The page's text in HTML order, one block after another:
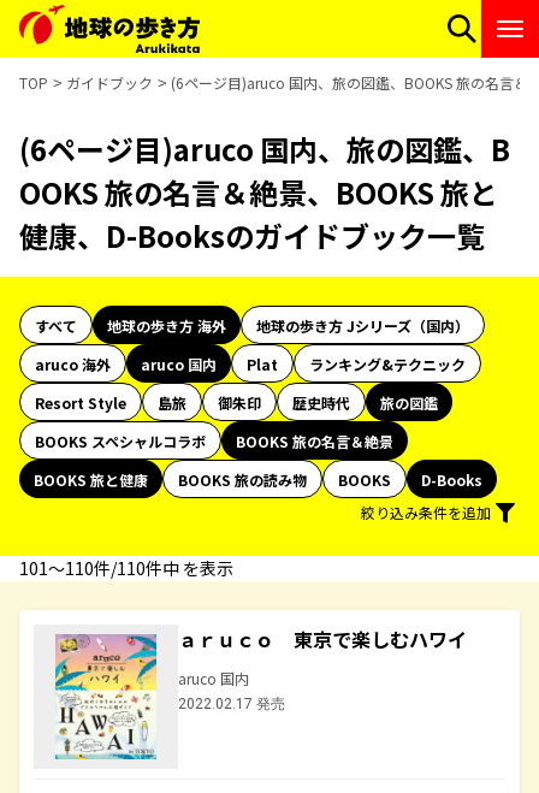
TOP ガイドブック (6ページ目)aruco 国内、旅の図鑑、BOOKS 旅の名言
(6ページ目)aruco 国内、旅の図鑑、B
OOKS 旅の名言＆絶景、BOOKS 旅と
健康、D-Booksのガイドブック一覧
すべて 地球の歩き方 海外
地球の歩き方 Jシリーズ（国内）
aruco 海外
aruco 国内 Plat
ランキング&テクニック
Resort Style
島旅 御朱印 歴史時代
旅の図鑑
BOOKS スペシャルコラボ
BOOKS 旅の名言＆絶景
BOOKS 旅と健康
BOOKS 旅の読み物 BOOKS
D-Books
絞り込み条件を追加
101〜110件/110件中 を表示
ａｒｕｃｏ 東京で楽しむハワイ
aruco 国内
2022.02.17 発売